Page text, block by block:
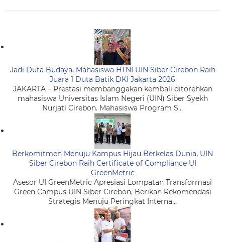
Jadi Duta Budaya, Mahasiswa HTNI UIN Siber Cirebon Raih
Juara 1 Duta Batik DKI Jakarta 2026
JAKARTA – Prestasi membanggakan kembali ditorehkan
mahasiswa Universitas Islam Negeri (UIN) Siber Syekh
Nurjati Cirebon. Mahasiswa Program S...
Berkomitmen Menuju Kampus Hijau Berkelas Dunia, UIN
Siber Cirebon Raih Certificate of Compliance UI
GreenMetric
Asesor UI GreenMetric Apresiasi Lompatan Transformasi
Green Campus UIN Siber Cirebon, Berikan Rekomendasi
Strategis Menuju Peringkat Interna...